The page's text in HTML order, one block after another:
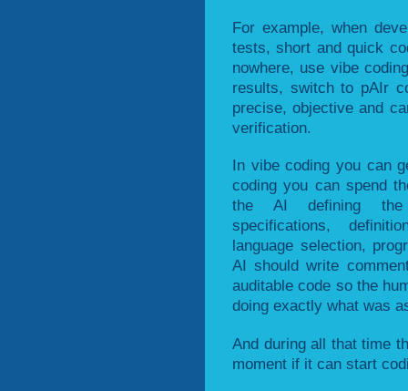
For example, when
tests, short and quick
nowhere, use vibe
results, switch to pAIr
precise, objective and
verification.
In vibe coding you can
coding you can spend
the AI defining the
specifications,
language selection,
AI should write
auditable code so the
doing exactly what was
And during all that time
moment if it can start